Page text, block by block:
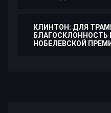
КЛИНТОН: ДЛЯ
БЛАГОСКЛОННОСТЬ
НОБЕЛЕВСКОЙ